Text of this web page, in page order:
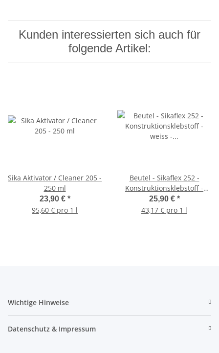
Kunden interessierten sich auch für
folgende Artikel:
Sika Aktivator / Cleaner 205 -
250 ml
23,90 € *
95,60 € pro 1 l
Beutel - Sikaflex 252 -
Konstruktionsklebstoff -
weiss - 600 ml - 726 g -
Dichtmasse
25,90 € *
43,17 € pro 1 l
Wichtige Hinweise
Datenschutz & Impressum